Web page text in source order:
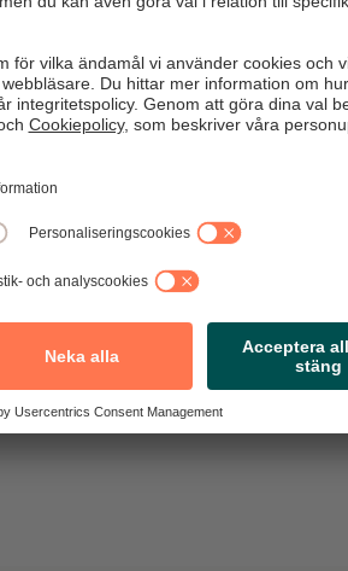
gäller (för att förenkla
är programvara som håller
lösenord.